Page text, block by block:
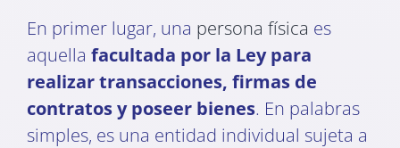
En primer lugar, una persona física es
aquella facultada por la Ley para
realizar transacciones, firmas de
contratos y poseer bienes. En palabras
simples, es una entidad individual sujeta a